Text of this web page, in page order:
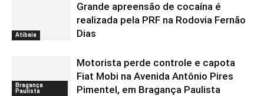
Atibaia
Grande apreensão de cocaína é
realizada pela PRF na Rodovia Fernão
Dias
Bragança
Paulista
Motorista perde controle e capota
Fiat Mobi na Avenida Antônio Pires
Pimentel, em Bragança Paulista